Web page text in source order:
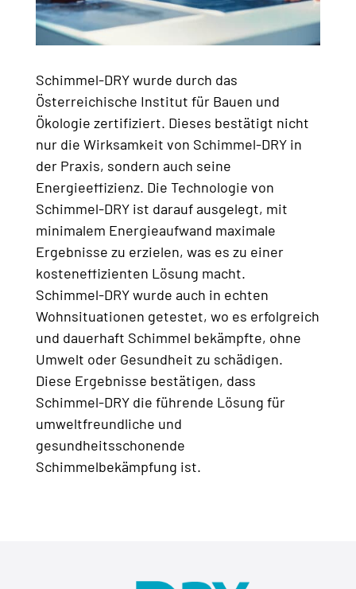
Schimmel-DRY wurde durch das
Österreichische Institut für Bauen und
Ökologie zertifiziert. Dieses bestätigt nicht
nur die Wirksamkeit von Schimmel-DRY in
der Praxis, sondern auch seine
Energieeffizienz. Die Technologie von
Schimmel-DRY ist darauf ausgelegt, mit
minimalem Energieaufwand maximale
Ergebnisse zu erzielen, was es zu einer
kosteneffizienten Lösung macht.
Schimmel-DRY wurde auch in echten
Wohnsituationen getestet, wo es erfolgreich
und dauerhaft Schimmel bekämpfte, ohne
Umwelt oder Gesundheit zu schädigen.
Diese Ergebnisse bestätigen, dass
Schimmel-DRY die führende Lösung für
umweltfreundliche und
gesundheitsschonende
Schimmelbekämpfung ist.